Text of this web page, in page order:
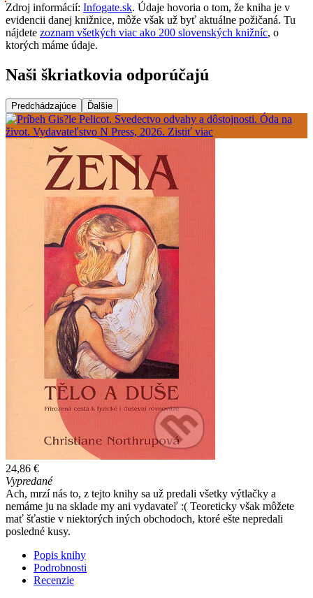
Zdroj informácií: Infogate.sk. Údaje hovoria o tom, že kniha je v
evidencii danej knižnice, môže však už byť aktuálne požičaná. Tu
nájdete zoznam všetkých viac ako 200 slovenských knižníc, o
ktorých máme údaje.
Naši škriatkovia odporúčajú
Predchádzajúce Ďalšie
24,86 €
Vypredané
Ach, mrzí nás to, z tejto knihy sa už predali všetky výtlačky a
nemáme ju na sklade my ani vydavateľ :( Teoreticky však môžete
mať šťastie v niektorých iných obchodoch, ktoré ešte nepredali
posledné kusy.
Popis knihy
Podrobnosti
Recenzie